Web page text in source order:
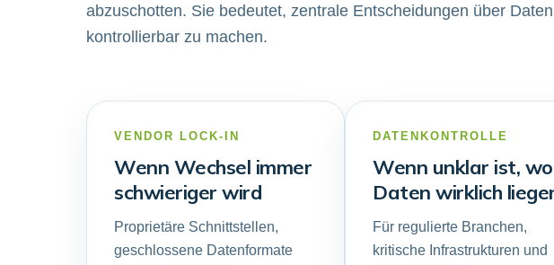
abzuschotten. Sie bedeutet, zentrale Entscheidungen über
kontrollierbar zu machen.
VENDOR LOCK-IN
Wenn Wechsel immer
schwieriger wird
Proprietäre Schnittstellen,
geschlossene Datenformate
DATENKONTROLLE
Wenn unklar ist, wo
Daten wirklich
Für regulierte Branchen,
kritische Infrastrukturen und